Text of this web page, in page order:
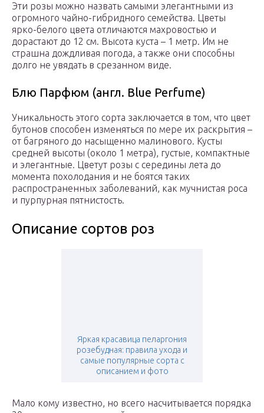
Эти розы можно назвать самыми элегантными из
огромного чайно-гибридного семейства. Цветы
ярко-белого цвета отличаются махровостью и
дорастают до 12 см. Высота куста – 1 метр. Им не
страшна дождливая погода, а также они способны
долго не увядать в срезанном виде.
Блю Парфюм (англ. Blue Perfume)
Уникальность этого сорта заключается в том, что цвет
бутонов способен изменяться по мере их раскрытия –
от багряного до насыщенно малинового. Кусты
средней высоты (около 1 метра), густые, компактные
и элегантные. Цветут розы с середины лета до
момента похолодания и не боятся таких
распространенных заболеваний, как мучнистая роса
и пурпурная пятнистость.
Описание сортов роз
Яркая красавица пеларгония
розебудная: правила ухода и
самые популярные сорта с
описанием и фото
Мало кому известно, но всего насчитывается порядка